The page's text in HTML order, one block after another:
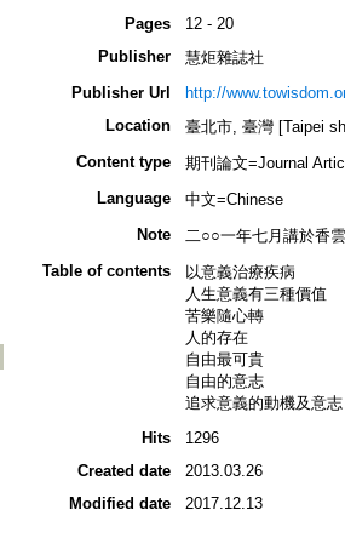
Pages
12 - 20
Publisher
慧炬雜誌社
Publisher Url
http://
Location
臺北市, 臺灣 [Taipei
Content type
期刊論文=Journal
Language
中文=Chinese
Note
二○○一年七月講於香
Table of contents
以意義治療疾病
人生意義有三種價值
苦樂隨心轉
人的存在
自由最可貴
自由的意志
追求意義的動機及意志
Hits
1296
Created date
2013.03.26
Modified date
2017.12.13